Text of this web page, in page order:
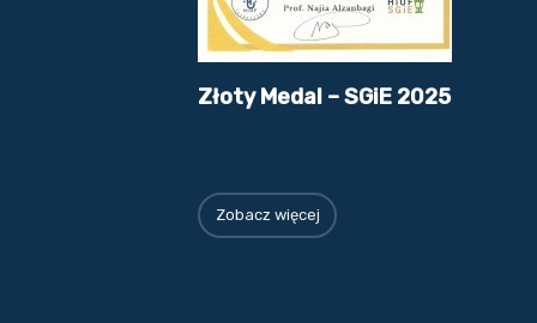
Złoty Medal – SGiE 2025
Zobacz więcej